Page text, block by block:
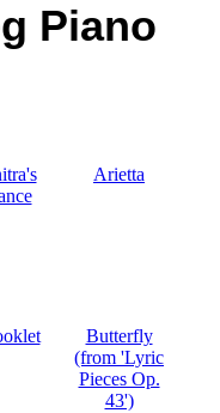
Piano
Arietta
Butterfly
(from 'Lyric
Pieces Op.
43')